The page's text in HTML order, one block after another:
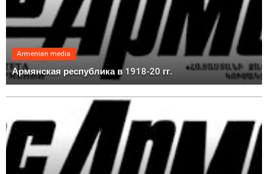
Armenian media
Армянская республика в 1918-20 гг.